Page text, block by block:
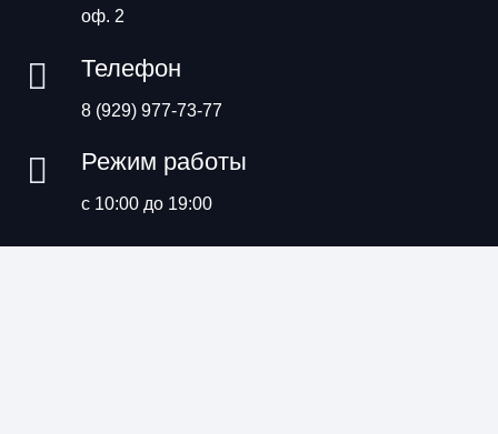
оф. 2
Телефон
8 (929) 977-73-77
Режим работы
с 10:00 до 19:00